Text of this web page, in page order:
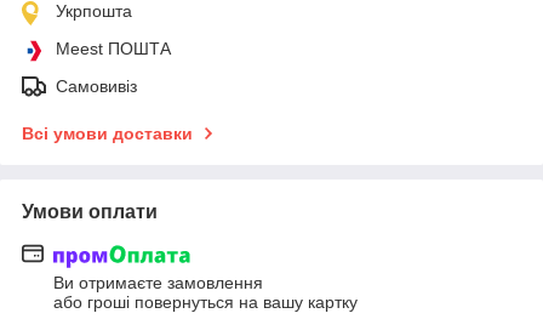
Укрпошта
Meest ПОШТА
Самовивіз
Всі умови доставки
Умови оплати
Ви отримаєте замовлення
або гроші повернуться на вашу картку